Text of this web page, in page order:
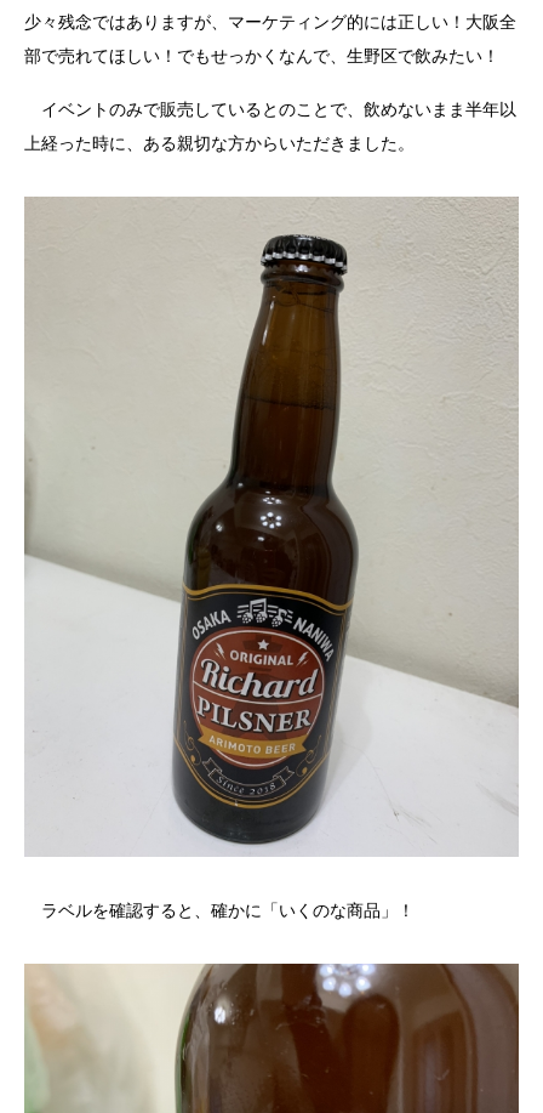
少々残念ではありますが、マーケティング的には正しい！大阪全
部で売れてほしい！でもせっかくなんで、生野区で飲みたい！
イベントのみで販売しているとのことで、飲めないまま半年以
上経った時に、ある親切な方からいただきました。
ラベルを確認すると、確かに「いくのな商品」！